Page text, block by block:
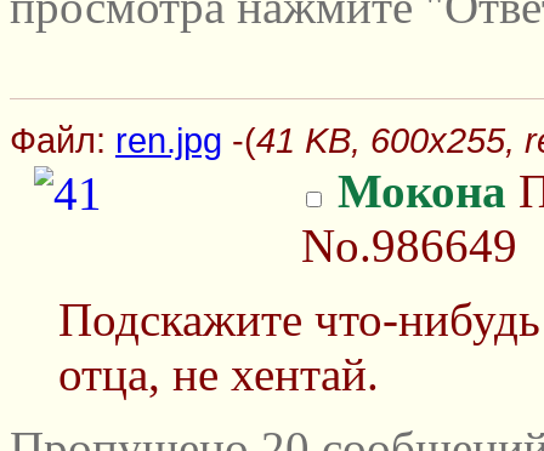
Файл: ren.jpg -(41 KB, 600x255,
Мокона
No.986649
Подскажите что-
отца, не хентай.